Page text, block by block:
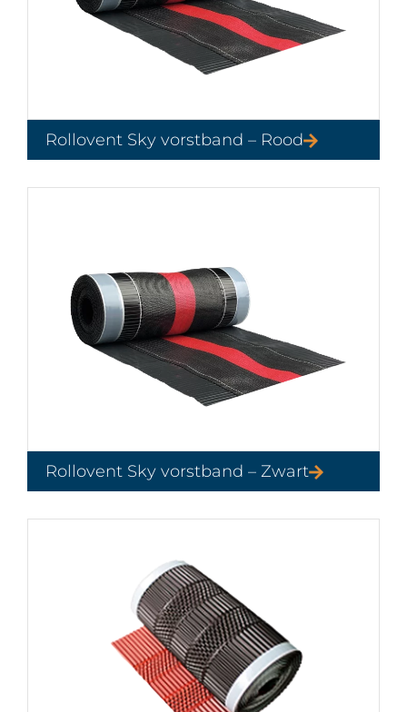
Rollovent Sky vorstband – Rood
Rollovent Sky vorstband – Zwart